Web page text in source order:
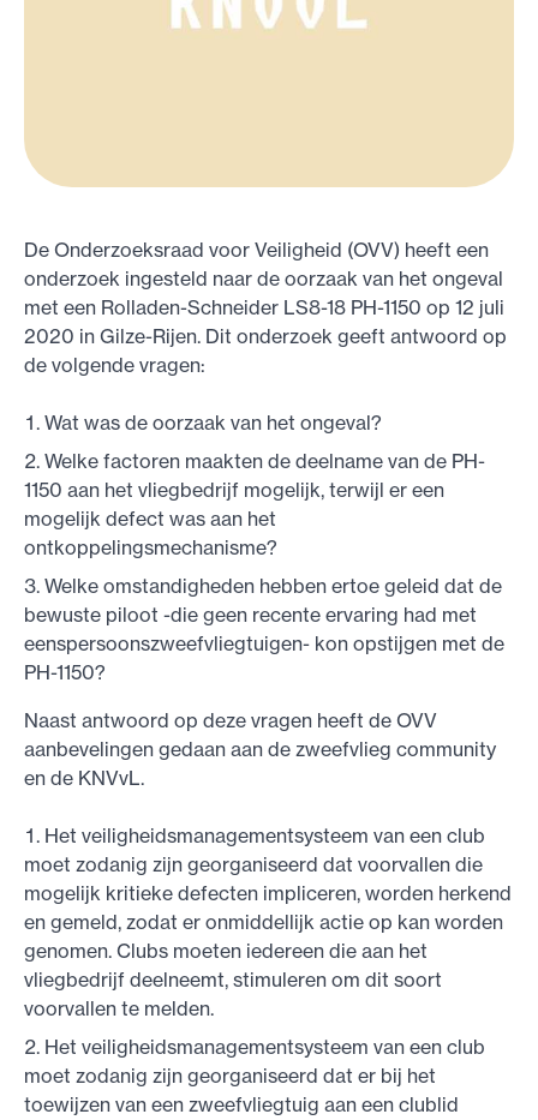
De Onderzoeksraad voor Veiligheid (OVV) heeft een
onderzoek ingesteld naar de oorzaak van het ongeval
met een Rolladen-Schneider LS8-18 PH-1150 op 12 juli
2020 in Gilze-Rijen. Dit onderzoek geeft antwoord op
de volgende vragen:
Wat was de oorzaak van het ongeval?
Welke factoren maakten de deelname van de PH-
1150 aan het vliegbedrijf mogelijk, terwijl er een
mogelijk defect was aan het
ontkoppelingsmechanisme?
Welke omstandigheden hebben ertoe geleid dat de
bewuste piloot -die geen recente ervaring had met
eenspersoonszweefvliegtuigen- kon opstijgen met de
PH-1150?
Naast antwoord op deze vragen heeft de OVV
aanbevelingen gedaan aan de zweefvlieg community
en de KNVvL.
Het veiligheidsmanagementsysteem van een club
moet zodanig zijn georganiseerd dat voorvallen die
mogelijk kritieke defecten impliceren, worden herkend
en gemeld, zodat er onmiddellijk actie op kan worden
genomen. Clubs moeten iedereen die aan het
vliegbedrijf deelneemt, stimuleren om dit soort
voorvallen te melden.
Het veiligheidsmanagementsysteem van een club
moet zodanig zijn georganiseerd dat er bij het
toewijzen van een zweefvliegtuig aan een clublid